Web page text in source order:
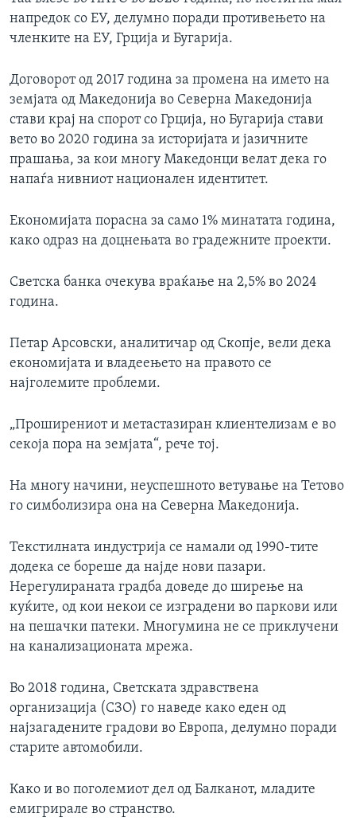
напредок со ЕУ, делумно поради противењето на
членките на ЕУ, Грција и Бугарија.
Договорот од 2017 година за промена на името на
земјата од Македонија во Северна Македонија
стави крај на спорот со Грција, но Бугарија стави
вето во 2020 година за историјата и јазичните
прашања, за кои многу Македонци велат дека го
напаѓа нивниот национален идентитет.
Економијата порасна за само 1% минатата година,
како одраз на доцнењата во градежните проекти.
Светска банка очекува враќање на 2,5% во 2024
година.
Петар Арсовски, аналитичар од Скопје, вели дека
економијата и владеењето на правото се
најголемите проблеми.
„Проширениот и метастазиран клиентелизам е во
секоја пора на земјата“, рече тој.
На многу начини, неуспешното ветување на Тетово
го симболизира она на Северна Македонија.
Текстилната индустрија се намали од 1990-тите
додека се бореше да најде нови пазари.
Нерегулираната градба доведе до ширење на
куќите, од кои некои се изградени во паркови или
на пешачки патеки. Многумина не се приклучени
на канализационата мрежа.
Во 2018 година, Светската здравствена
организација (СЗО) го наведе како еден од
најзагадените градови во Европа, делумно поради
старите автомобили.
Како и во поголемиот дел од Балканот, младите
емигрирале во странство.